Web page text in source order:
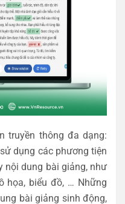
truyền thông đa dạng:
dụng các phương tiện
nội dung bài giảng, như
họa, biểu đồ, … Những
bài giảng sinh động,